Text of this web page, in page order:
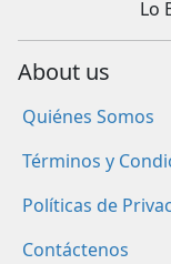
Lo
About us
Quiénes Somos
Términos y
Políticas de
Contáctenos